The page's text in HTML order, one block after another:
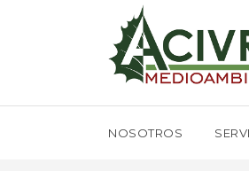
NOSOTROS